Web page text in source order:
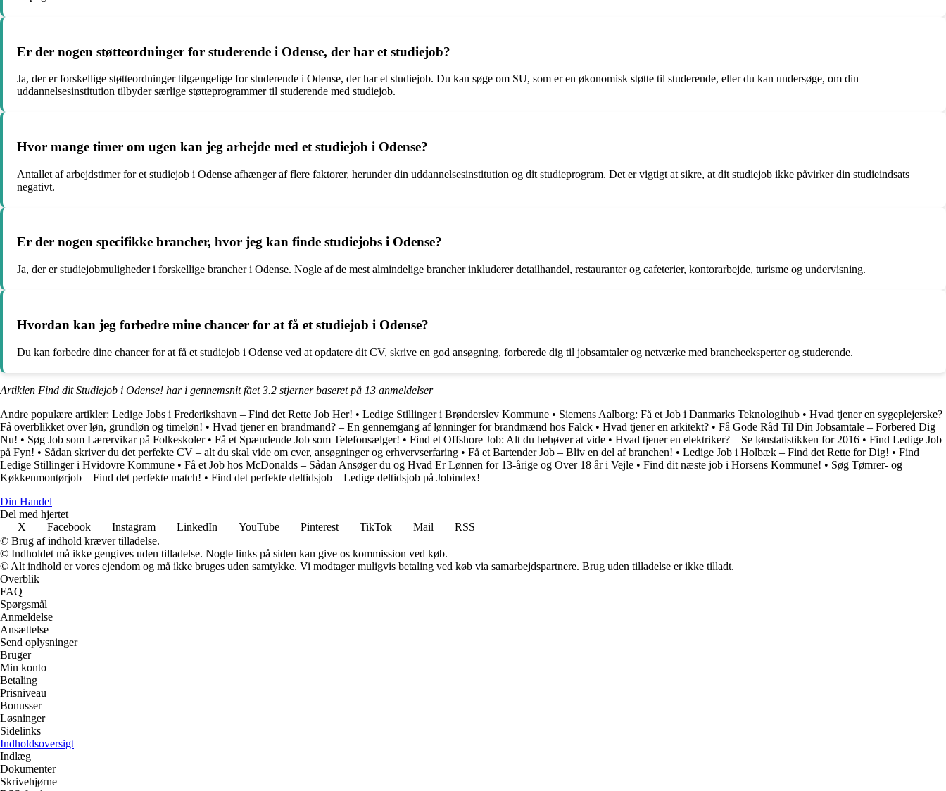
Er der nogen støtteordninger for studerende i Odense, der har et studiejob?
Ja, der er forskellige støtteordninger tilgængelige for studerende i Odense, der har et studiejob. Du kan søge om SU, som er en økonomisk støtte til studerende, eller du kan undersøge, om din
uddannelsesinstitution tilbyder særlige støtteprogrammer til studerende med studiejob.
Hvor mange timer om ugen kan jeg arbejde med et studiejob i Odense?
Antallet af arbejdstimer for et studiejob i Odense afhænger af flere faktorer, herunder din uddannelsesinstitution og dit studieprogram. Det er vigtigt at sikre, at dit studiejob ikke påvirker din studieindsats
negativt.
Er der nogen specifikke brancher, hvor jeg kan finde studiejobs i Odense?
Ja, der er studiejobmuligheder i forskellige brancher i Odense. Nogle af de mest almindelige brancher inkluderer detailhandel, restauranter og cafeterier, kontorarbejde, turisme og undervisning.
Hvordan kan jeg forbedre mine chancer for at få et studiejob i Odense?
Du kan forbedre dine chancer for at få et studiejob i Odense ved at opdatere dit CV, skrive en god ansøgning, forberede dig til jobsamtaler og netværke med brancheeksperter og studerende.
Artiklen Find dit Studiejob i Odense! har i gennemsnit fået3.2 stjerner baseret på 13 anmeldelser
Andre populære artikler: Ledige Jobs i Frederikshavn – Find det Rette Job Her! • Ledige Stillinger i Brønderslev Kommune • Siemens Aalborg: Få et Job i Danmarks Teknologihub • Hvad tjener en sygeplejerske?
Få overblikket over løn, grundløn og timeløn! • Hvad tjener en brandmand? – En gennemgang af lønninger for brandmænd hos Falck • Hvad tjener en arkitekt? • Få Gode Råd Til Din Jobsamtale – Forbered Dig
Nu! • Søg Job som Lærervikar på Folkeskoler• Få et Spændende Job som Telefonsælger! • Find et Offshore Job: Alt du behøver at vide • Hvad tjener en elektriker? – Se lønstatistikken for 2016 • Find Ledige Job
på Fyn! • Sådan skriver du det perfekte CV – alt du skal vide om cver, ansøgninger og erhvervserfaring • Få et Bartender Job – Bliv en del af branchen! • Ledige Job i Holbæk – Find det Rette for Dig! • Find
Ledige Stillinger i Hvidovre Kommune • Få et Job hos McDonalds – Sådan Ansøger du og Hvad Er Lønnen for 13-årige og Over 18 år i Vejle • Find dit næste job i Horsens Kommune! • Søg Tømrer- og
Køkkenmontørjob – Find det perfekte match! • Find det perfekte deltidsjob – Ledige deltidsjob på Jobindex!
Din Handel
Del med hjertet
X
Facebook Instagram LinkedIn YouTube Pinterest TikTok Mail
RSS
© Brug af indhold kræver tilladelse.
© Indholdet må ikke gengives uden tilladelse. Nogle links på siden kan give os kommission ved køb.
© Alt indhold er vores ejendom og må ikke bruges uden samtykke. Vi modtager muligvis betaling ved køb via samarbejdspartnere. Brug uden tilladelse er ikke tilladt.
Overblik
FAQ
Spørgsmål
Anmeldelse
Ansættelse
Send oplysninger
Bruger
Min konto
Betaling
Prisniveau
Bonusser
Løsninger
Sidelinks
Indholdsoversigt
Indlæg
Dokumenter
Skrivehjørne